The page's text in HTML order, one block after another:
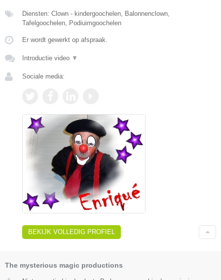
Diensten: Clown - kindergoochelen, Balonnenclown,
Tafelgoochelen, Podiuimgoochelen
Er wordt gewerkt op afspraak.
Introductie video ▼
Sociale media:
BEKIJK VOLLEDIG PROFIEL
The mysterious magic productions